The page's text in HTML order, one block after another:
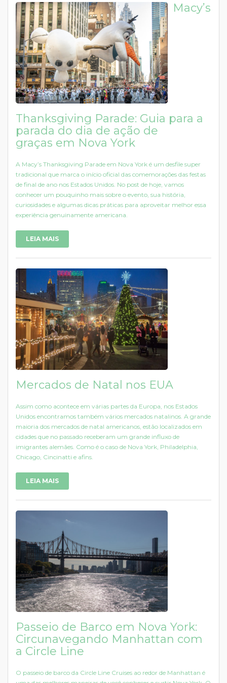
Macy’s
Thanksgiving Parade: Guia para a
parada do dia de ação de
graças em Nova York
A Macy’s Thanksgiving Parade em Nova York é um desfile super
tradicional que marca o início oficial das comemorações das festas
de final de ano nos Estados Unidos. No post de hoje, vamos
conhecer um pouquinho mais sobre o evento, sua história,
curiosidades e algumas dicas práticas para aproveitar melhor essa
experiência genuinamente americana.
LEIA MAIS
Mercados de Natal nos EUA
Assim como acontece em várias partes da Europa, nos Estados
Unidos encontramos também vários mercados natalinos. A grande
maioria dos mercados de natal americanos, estão localizados em
cidades que no passado receberam um grande influxo de
imigrantes alemães. Como é o caso de Nova York, Philadelphia,
Chicago, Cincinatti e afins.
LEIA MAIS
Passeio de Barco em Nova York:
Circunavegando Manhattan com
a Circle Line
O passeio de barco da Circle Line Cruises ao redor de Manhattan é